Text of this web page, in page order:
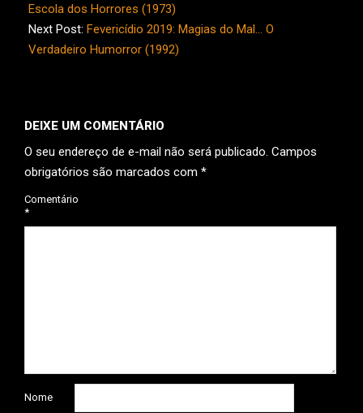
03
Escola dos Horrores (1973)
Next Post: Fevericídio 2019: Magias do Mal… O
Verdadeiro Humorror (1992)
DEIXE UM COMENTÁRIO
O seu endereço de e-mail não será publicado. Campos
obrigatórios são marcados com *
Comentário
*
Nome